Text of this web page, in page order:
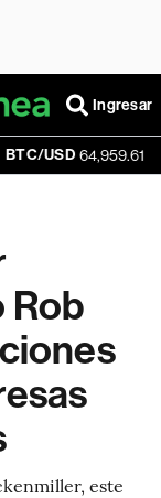
Ingresar
64,959.61 +0.04%
Rob
este